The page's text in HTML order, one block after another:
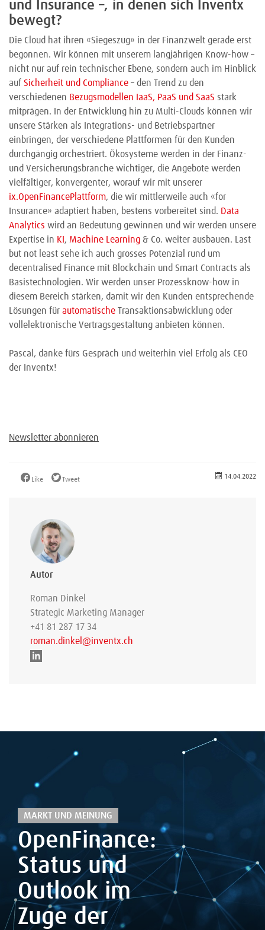
und Insurance –, in denen sich Inventx
bewegt?
Die Cloud hat ihren «Siegeszug» in der Finanzwelt gerade erst
begonnen. Wir können mit unserem langjährigen Know-how –
nicht nur auf rein technischer Ebene, sondern auch im Hinblick
auf Sicherheit und Compliance – den Trend zu den
verschiedenen Bezugsmodellen IaaS, PaaS und SaaS stark
mitprägen. In der Entwicklung hin zu Multi-Clouds können wir
unsere Stärken als Integrations- und Betriebspartner
einbringen, der verschiedene Plattformen für den Kunden
durchgängig orchestriert. Ökosysteme werden in der Finanz-
und Versicherungsbranche wichtiger, die Angebote werden
vielfältiger, konvergenter, worauf wir mit unserer
ix.OpenFinancePlattform, die wir mittlerweile auch «for
Insurance» adaptiert haben, bestens vorbereitet sind. Data
Analytics wird an Bedeutung gewinnen und wir werden unsere
Expertise in KI , Machine Learning & Co. weiter ausbauen. Last
but not least sehe ich auch grosses Potenzial rund um
decentralised Finance mit Blockchain und Smart Contracts als
Basistechnologien. Wir werden unser Prozessknow-how in
diesem Bereich stärken, damit wir den Kunden entsprechende
Lösungen für automatische Transaktionsabwicklung oder
vollelektronische Vertragsgestaltung anbieten können.
Pascal, danke fürs Gespräch und weiterhin viel Erfolg als CEO
der Inventx!
Newsletter abonnieren
Like Tweet 14.04.2022
Autor
Roman Dinkel
Strategic Marketing Manager
+41 81 287 17 34
roman.dinkel@inventx.ch
MARKT UND MEINUNG
OpenFinance:
Status und
Outlook im
Zuge der